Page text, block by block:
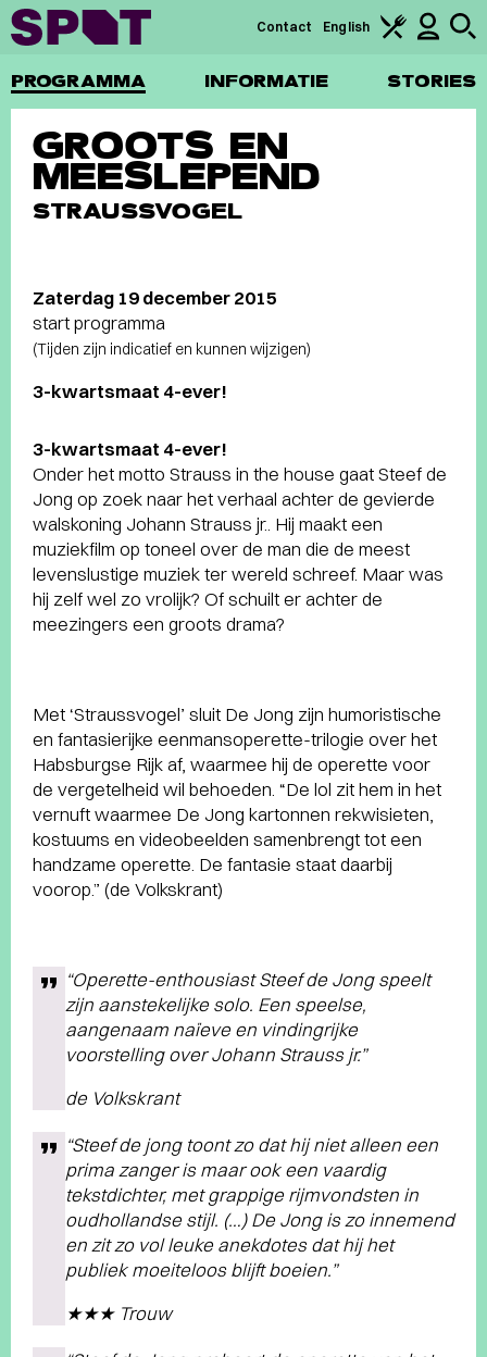
PROGRAMMA INFORMATIE STORIES
Contact English
GROOTS EN
MEESLEPEND
STRAUSSVOGEL
Zaterdag 19 december 2015
start programma
(Tijden zijn indicatief en kunnen wijzigen)
3-kwartsmaat 4-ever!
3-kwartsmaat 4-ever!
Onder het motto Strauss in the house gaat Steef de
Jong op zoek naar het verhaal achter de gevierde
walskoning Johann Strauss jr.. Hij maakt een
muziekfilm op toneel over de man die de meest
levenslustige muziek ter wereld schreef. Maar was
hij zelf wel zo vrolijk? Of schuilt er achter de
meezingers een groots drama?
Met ‘Straussvogel’ sluit De Jong zijn humoristische
en fantasierijke eenmansoperette-trilogie over het
Habsburgse Rijk af, waarmee hij de operette voor
de vergetelheid wil behoeden. “De lol zit hem in het
vernuft waarmee De Jong kartonnen rekwisieten,
kostuums en videobeelden samenbrengt tot een
handzame operette. De fantasie staat daarbij
voorop.” (de Volkskrant)
“Operette-enthousiast Steef de Jong speelt
zijn aanstekelijke solo. Een speelse,
aangenaam naïeve en vindingrijke
voorstelling over Johann Strauss jr.”
de Volkskrant
“Steef de jong toont zo dat hij niet alleen een
prima zanger is maar ook een vaardig
tekstdichter, met grappige rijmvondsten in
oudhollandse stijl. (…) De Jong is zo innemend
en zit zo vol leuke anekdotes dat hij het
publiek moeiteloos blijft boeien.”
★★★ Trouw